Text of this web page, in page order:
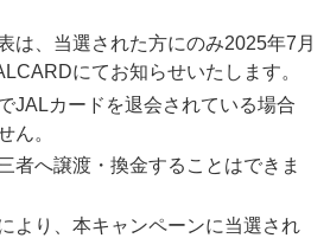
は、当選された方にのみ2025年7月
にてお知らせいたします。
JALカードを退会されている場合
ん。
者へ譲渡・換金することはできま
より、本キャンペーンに当選され